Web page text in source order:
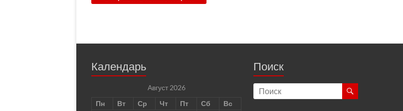
Календарь
Август 2026
Пн
Вт Ср Чт Пт Сб Вс
Поиск